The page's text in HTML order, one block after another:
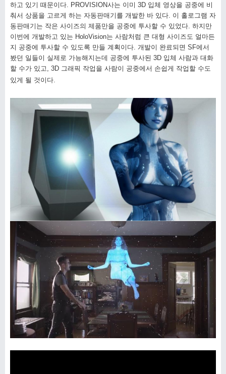
하고 있기 때문이다 . PROVISION사는 이미 3D 입체 영상을 공중에 비
춰서 상품을 고르게 하는 자동판매기를 개발한 바 있다 이 홀로그램 자
동판매기는 작은 사이즈의 제품만을 공중에 투사할 수 있었다 하지만
이번에 개발하고 있는 HoloVision는 사람처럼 큰 대형 사이즈도 얼마든
지 공중에 투사할 수 있도록 만들 계획이다 개발이 완료되면 SF에서
봤던 일들이 실제로 가능해지는데 공중에 투사된 3D 입체 사람과 대화
할 수가 있고
, 3D 그래픽 작업을 사람이 공중에서 손쉽게 작업할 수도
있게 될 것이다